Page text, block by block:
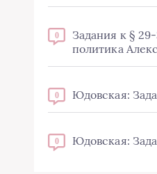
0
Задания к §
политика
0 Юдовская:
0 Юдовская: